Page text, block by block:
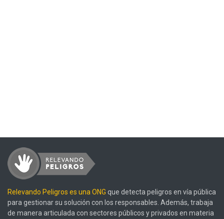
Relevando Peligros es una ONG que detecta peligros en vía pública
para gestionar su solución con los responsables. Además, trabaja
de manera articulada con sectores públicos y privados en materia